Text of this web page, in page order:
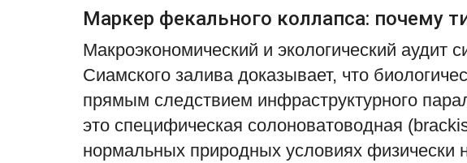
Маркер фекального коллапса: почему
Макроэкономический и экологический аудит
Сиамского залива доказывает, что
прямым следствием инфраструктурного
это специфическая солоноватоводная
нормальных природных условиях физически